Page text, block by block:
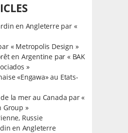
en Angleterre par «
« Metropolis Design »
en Argentine par « BAK
»
«Engawa» au Etats-
la mer au Canada par «
Group »
Russie
en Angleterre